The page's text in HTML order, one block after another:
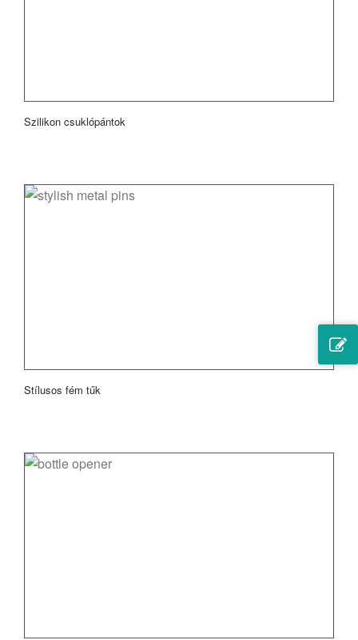
Szilikon csuklópántok
Stílusos fém tűk